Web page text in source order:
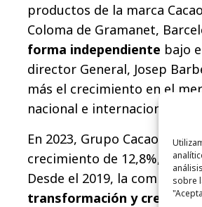
sobre
productos de la marca
Coloma de Gramanet,
forma independiente bajo
director General, Josep
más el crecimiento en el
nacional e internacional.
En 2023, Grupo Cacaolat
crecimiento de 12,8%,
Desde el 2019, la
transformación y